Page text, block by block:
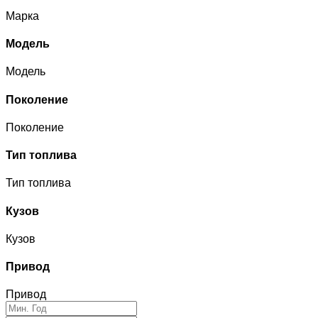
Марка
Модель
Модель
Поколение
Поколение
Тип топлива
Тип топлива
Кузов
Кузов
Привод
Привод